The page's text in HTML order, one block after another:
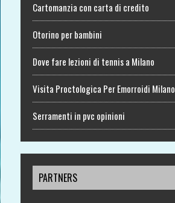
Cartomanzia con carta di credito
Otorino per bambini
Dove fare lezioni di tennis a Milano
Visita Proctologica Per Emorroidi Milano
Serramenti in pvc opinioni
PARTNERS